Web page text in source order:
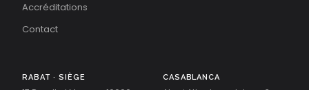
Accréditations
Contact
RABAT · SIÈGE CASABLANCA